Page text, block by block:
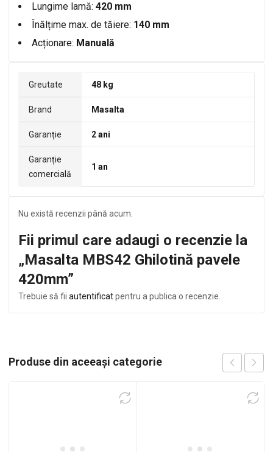
Lungime lamă: 420 mm
Înălțime max. de tăiere: 140 mm
Acționare: Manuală
Greutate 48 kg
Brand Masalta
Garanție 2 ani
Garanție
comercială
1 an
Nu există recenzii până acum.
Fii primul care adaugi o recenzie la
„Masalta MBS42 Ghilotină pavele
420mm”
Trebuie să fii autentificatpentru a publica o recenzie.
Produse din aceeași categorie